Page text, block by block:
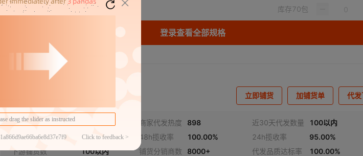
猫拜耳/4粒 库存70包
登录查看全部规格
立即铺货 加铺货单 代
宠物医药代发商家榜 商家代发热度 898 近30天代发数量
100以内
近7天代发数量
100以内 48h揽收率 100.00% 24h揽收率
95.00%
下游铺货数
100以内 铺货分销商数 8000+ 代发品质达标率 100.00%